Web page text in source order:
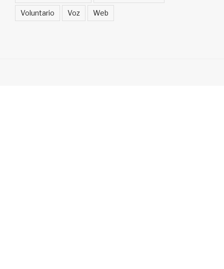
Voluntario Voz Web